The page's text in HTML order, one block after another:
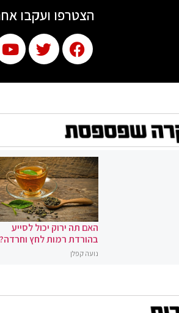
הצטרפו ועקבו
האם תה ירוק יכול לסייע
בהורדת רמות לחץ וחרדה?
נועה קפלן